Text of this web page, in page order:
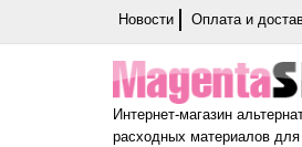
Новости Оплата и
Интернет-магазин
расходных материалов